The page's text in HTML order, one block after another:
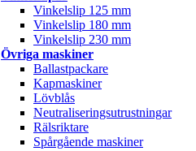
Vinkelslip 125 mm
Vinkelslip 180 mm
Vinkelslip 230 mm
Övriga maskiner
Ballastpackare
Kapmaskiner
Lövblås
Neutraliseringsutrustningar
Rälsriktare
Spårgående maskiner